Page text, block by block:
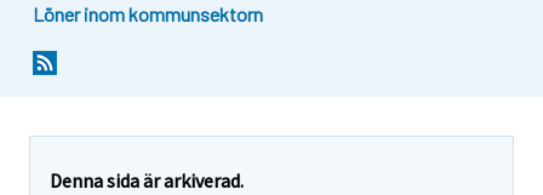
Löner inom kommunsektorn
Denna sida är arkiverad.